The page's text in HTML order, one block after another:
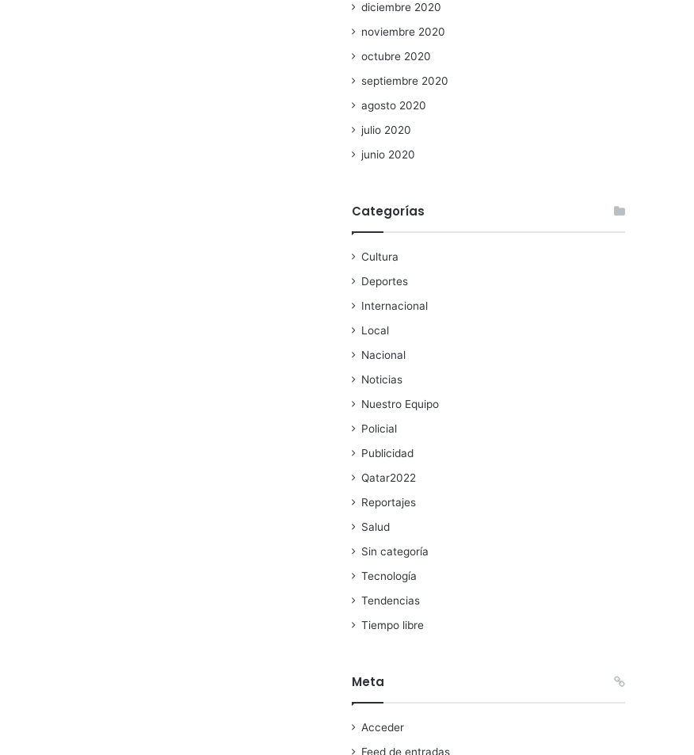
diciembre 2020
noviembre 2020
octubre 2020
septiembre 2020
agosto 2020
julio 2020
junio 2020
Categorías
Cultura
Deportes
Internacional
Local
Nacional
Noticias
Nuestro Equipo
Policial
Publicidad
Qatar2022
Reportajes
Salud
Sin categoría
Tecnología
Tendencias
Tiempo libre
Meta
Acceder
Feed de entradas